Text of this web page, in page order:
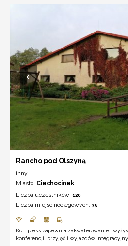
Rancho pod Olszyną
inny
Miasto: Ciechocinek
Liczba uczestników: 120
Liczba miejsc noclegowych: 35
Kompleks zapewnia zakwaterowanie i
konferencji, przyjęć i wyjazdów